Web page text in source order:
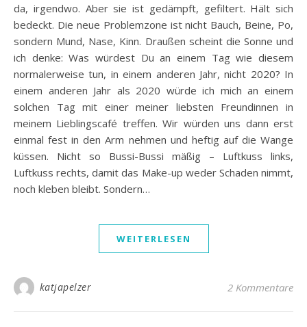
da, irgendwo. Aber sie ist gedämpft, gefiltert. Hält sich
bedeckt. Die neue Problemzone ist nicht Bauch, Beine, Po,
sondern Mund, Nase, Kinn. Draußen scheint die Sonne und
ich denke: Was würdest Du an einem Tag wie diesem
normalerweise tun, in einem anderen Jahr, nicht 2020? In
einem anderen Jahr als 2020 würde ich mich an einem
solchen Tag mit einer meiner liebsten Freundinnen in
meinem Lieblingscafé treffen. Wir würden uns dann erst
einmal fest in den Arm nehmen und heftig auf die Wange
küssen. Nicht so Bussi-Bussi mäßig – Luftkuss links,
Luftkuss rechts, damit das Make-up weder Schaden nimmt,
noch kleben bleibt. Sondern…
WEITERLESEN
katjapelzer 2 Kommentare